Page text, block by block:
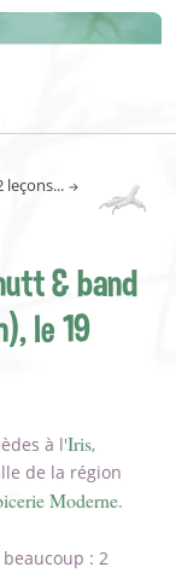
leçons...
& band
le 19
à l'Iris,
de la région
Moderne.
: 2